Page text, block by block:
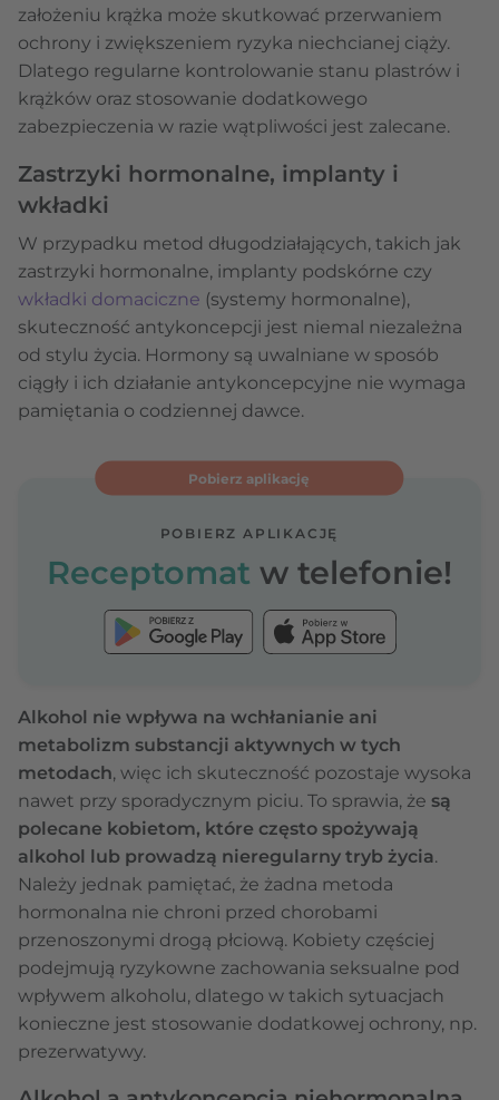
założeniu krążka może skutkować przerwaniem
ochrony i zwiększeniem ryzyka niechcianej ciąży.
Dlatego regularne kontrolowanie stanu plastrów i
krążków oraz stosowanie dodatkowego
zabezpieczenia w razie wątpliwości jest zalecane.
Zastrzyki hormonalne, implanty i
wkładki
W przypadku metod długodziałających, takich jak
zastrzyki hormonalne, implanty podskórne czy
wkładki domaciczne (systemy hormonalne),
skuteczność antykoncepcji jest niemal niezależna
od stylu życia. Hormony są uwalniane w sposób
ciągły i ich działanie antykoncepcyjne nie wymaga
pamiętania o codziennej dawce.
Pobierz aplikację
POBIERZ APLIKACJĘ
Receptomat w telefonie!
Alkohol nie wpływa na wchłanianie ani
metabolizm substancji aktywnych w tych
metodach, więc ich skuteczność pozostaje wysoka
nawet przy sporadycznym piciu. To sprawia, że są
polecane kobietom, które często spożywają
alkohol lub prowadzą nieregularny tryb życia.
Należy jednak pamiętać, że żadna metoda
hormonalna nie chroni przed chorobami
przenoszonymi drogą płciową. Kobiety częściej
podejmują ryzykowne zachowania seksualne pod
wpływem alkoholu, dlatego w takich sytuacjach
konieczne jest stosowanie dodatkowej ochrony, np.
prezerwatywy.